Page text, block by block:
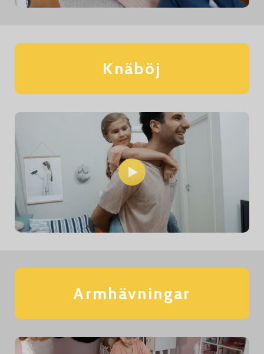
Knäböj
Armhävningar